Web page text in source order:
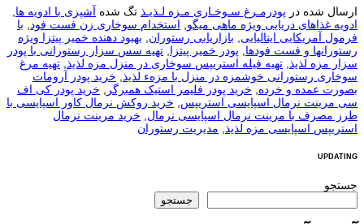
ارسال شده در پودرمـرغ سـوخـاری مـزه لـذیـذ تگ شده آشپزی با ادویه ها,
ادویه غذاهای دریایی ویژه ماهی میگو, استخدام سوخاری زن فست فود, با
فرمول آمریکایی ایتالیایی, بازاریابی رستوران, بهبود دهنده خمیر پیتزا ویژه
رستورانها و فست فودها, پودر خمیر پیتزا, تهیه سس سزار رستورانی با پودر
سزار مزه لذیذ, تهیه فیله استریپس سوخاری در منزل مزه لذیذ, تهیه مرغ
سوخاری رستورانی خوشمزه در منزل با مزهء لذیذ, خرید پودر آرومات
بصورت عمده و خرده, خرید پودر فلیمر استیک همبرگر , خرید پودر کی اف
سی مرینت نرمال اسپایسی استریپس, خرید روکش نرمال کاور اسپایسی با
طرز مصرف با مرینت نرمال اسپایسی نرمال, خرید مرینت نرمال
استریپس اسپایسی مزه لذیذ, مدیریت رستوران
UPDATING
جستجو
جستجو